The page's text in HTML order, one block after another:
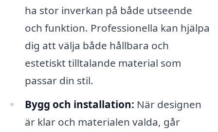
ha stor inverkan på både utseende
och funktion. Professionella kan hjälpa
dig att välja både hållbara och
estetiskt tilltalande material som
passar din stil.
Bygg och installation: När designen
är klar och materialen valda, går